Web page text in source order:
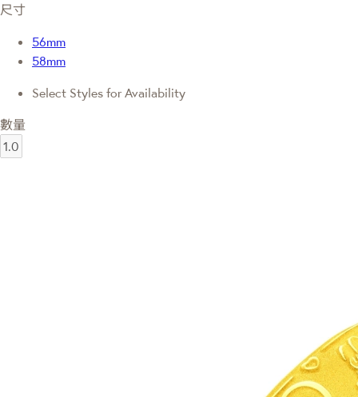
尺寸
56mm
58mm
Select Styles for Availability
數量